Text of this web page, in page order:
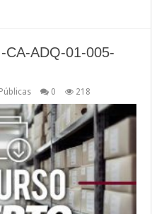
CA-ADQ-01-005-
0 218